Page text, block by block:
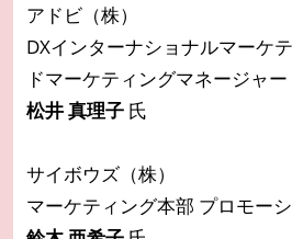
アドビ（株）
DXインターナショナルマーケ
ドマーケティングマネージャー
松井 真理子 氏
サイボウズ（株）
マーケティング本部 プロモー